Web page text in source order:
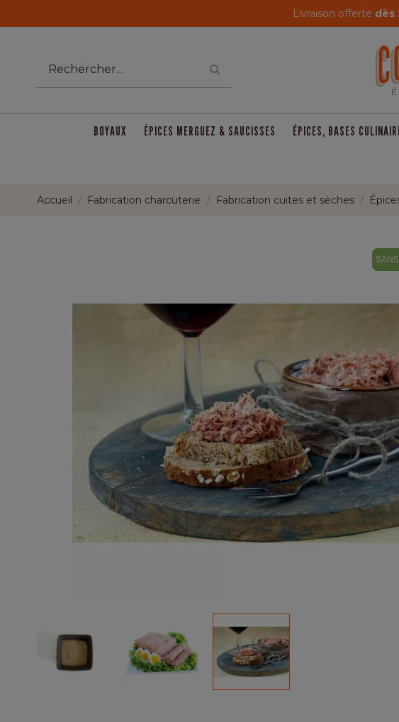
Livraison offerte dès
BOYAUX ÉPICES MERGUEZ & SAUCISSES ÉPICES, BASES
Accueil Fabrication charcuterie Fabrication cuites et sèches